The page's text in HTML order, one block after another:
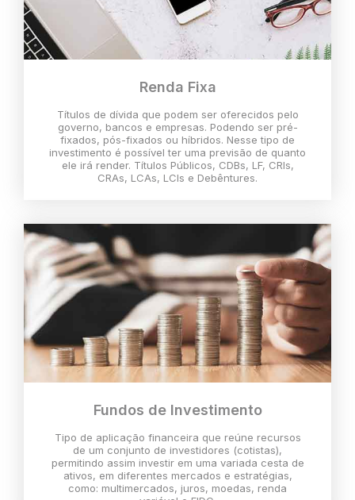
Renda Fixa
Títulos de dívida que podem ser oferecidos pelo
governo, bancos e empresas. Podendo ser pré-
fixados, pós-fixados ou híbridos. Nesse tipo de
investimento é possível ter uma previsão de quanto
ele irá render. Títulos Públicos, CDBs, LF, CRIs,
CRAs, LCAs, LCIs e Debêntures.
Fundos de Investimento
Tipo de aplicação financeira que reúne recursos
de um conjunto de investidores (cotistas),
permitindo assim investir em uma variada cesta de
ativos, em diferentes mercados e estratégias,
como: multimercados, juros, moedas, renda